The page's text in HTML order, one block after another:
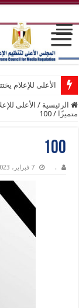
الأعلى للإعلام
الرئيسية / الأعلى
متميزًا
/
100
100
. 7 فبراير، 2023